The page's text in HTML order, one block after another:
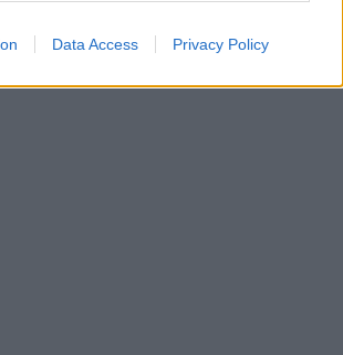
Data Access Privacy Policy